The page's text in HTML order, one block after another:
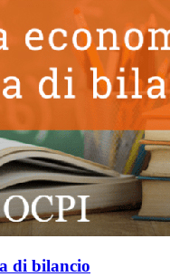
di bilancio